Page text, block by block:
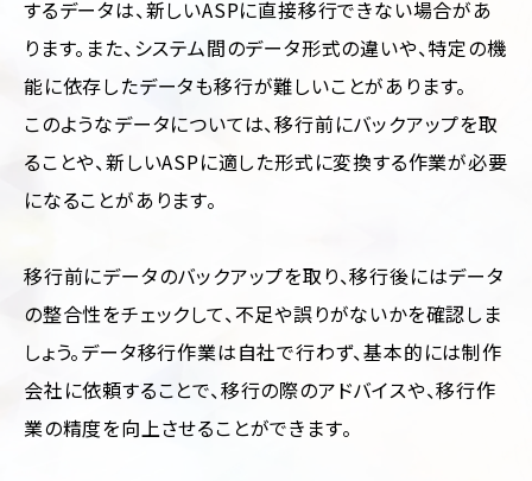
するデータは、新しいASPに直接移行できない場合があ
ります。また、システム間のデータ形式の違いや、特定の機
能に依存したデータも移行が難しいことがあります。
このようなデータについては、移行前にバックアップを取
ることや、新しいASPに適した形式に変換する作業が必要
になることがあります。
移行前にデータのバックアップを取り、移行後にはデータ
の整合性をチェックして、不足や誤りがないかを確認しま
しょう。データ移行作業は自社で行わず、基本的には制作
会社に依頼することで、移行の際のアドバイスや、移行作
業の精度を向上させることができます。